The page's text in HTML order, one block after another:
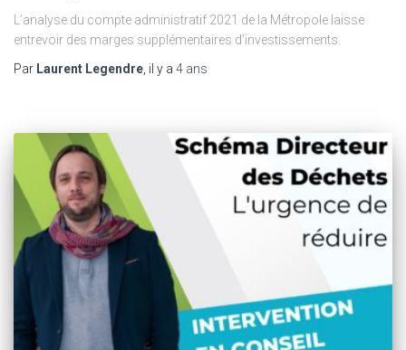
L’analyse du compte administratif 2021 de la Métropole laisse
entrevoir des marges supplémentaires d’investissements.
Par Laurent Legendre, il y a 4 ans